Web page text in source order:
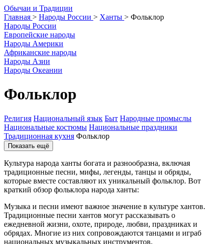
Обычаи и Традиции
Главная > Народы России > Ханты > Фольклор
Народы России
Европейские народы
Народы Америки
Африканские народы
Народы Азии
Народы Океании
Фольклор
Религия Национальный язык Быт Народные промыслы
Национальные костюмы Национальные праздники
Традиционная кухня Фольклор
Показать ещё
Культура народа ханты богата и разнообразна, включая
традиционные песни, мифы, легенды, танцы и обряды,
которые вместе составляют их уникальный фольклор. Вот
краткий обзор фольклора народа ханты:
Музыка и песни имеют важное значение в культуре хантов.
Традиционные песни хантов могут рассказывать о
ежедневной жизни, охоте, природе, любви, праздниках и
обрядах. Многие из них сопровождаются танцами и играб
национальных музыкальных инструментов.